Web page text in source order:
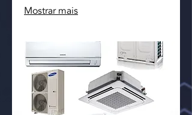
Mostrar mais